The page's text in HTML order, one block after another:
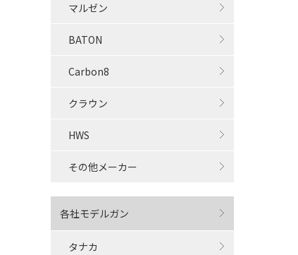
マルゼン
BATON
Carbon8
クラウン
HWS
その他メーカー
各社モデルガン
タナカ